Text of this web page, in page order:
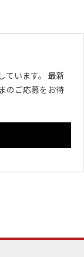
ています。 最新
のご応募をお待